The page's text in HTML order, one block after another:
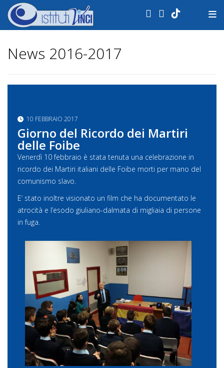
.
News 2016-2017
10 FEBBRAIO 2017
Giorno del Ricordo dei Martiri
delle Foibe
Venerdì 10 febbraio è stata tenuta una celebrazione in
ricordo dei Martiri italiani delle Foibe morti per mano del
comunismo slavo.
E’ stato inoltre visionato un film che ha documentato le
atrocità e l’esodo giuliano-dalmata di migliaia di persone
in fuga.